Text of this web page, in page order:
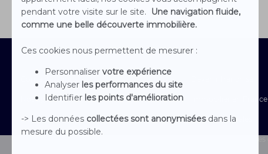
Contactez-nous
Nos agences
Nous rejoindre
Immobilier en France
Mentions Légales